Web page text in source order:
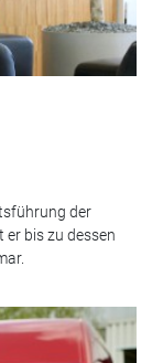
der
bis zu dessen